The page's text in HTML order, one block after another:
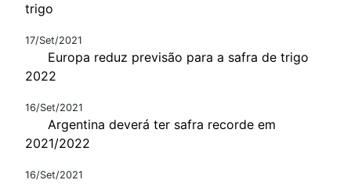
trigo
17/Set/2021
Europa reduz previsão para a safra de trigo
2022
16/Set/2021
Argentina deverá ter safra recorde em
2021/2022
16/Set/2021